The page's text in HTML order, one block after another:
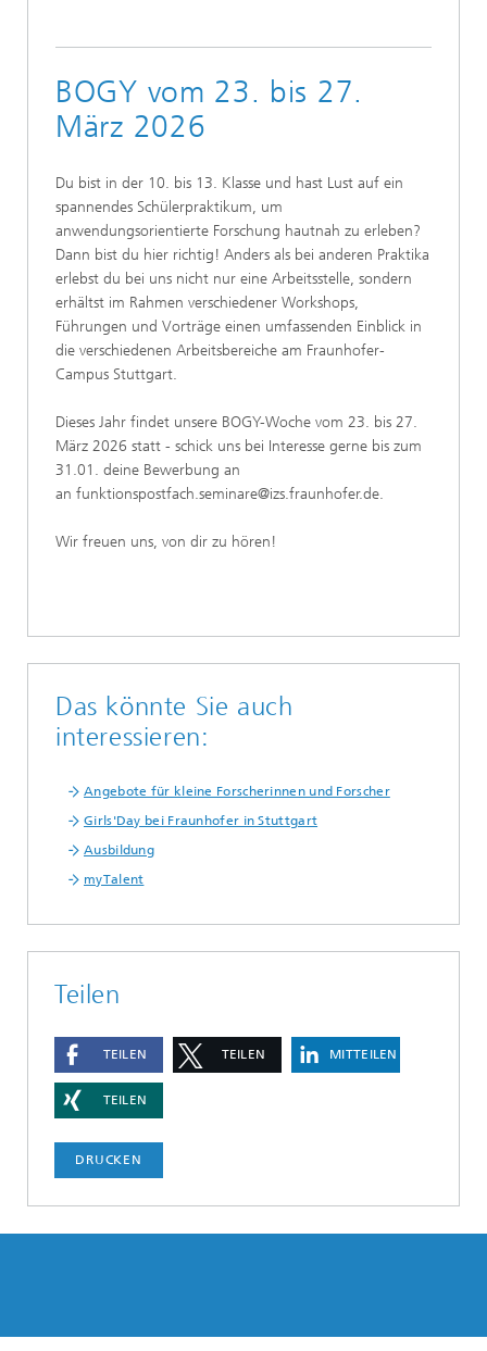
BOGY vom 23. bis 27.
März 2026
Du bist in der 10. bis 13. Klasse und hast Lust auf ein
spannendes Schülerpraktikum, um
anwendungsorientierte Forschung hautnah zu erleben?
Dann bist du hier richtig! Anders als bei anderen Praktika
erlebst du bei uns nicht nur eine Arbeitsstelle, sondern
erhältst im Rahmen verschiedener Workshops,
Führungen und Vorträge einen umfassenden Einblick in
die verschiedenen Arbeitsbereiche am Fraunhofer-
Campus Stuttgart.
Dieses Jahr findet unsere BOGY-Woche vom 23. bis 27.
März 2026 statt - schick uns bei Interesse gerne bis zum
31.01. deine Bewerbung an
an funktionspostfach.seminare@izs.fraunhofer.de.
Wir freuen uns, von dir zu hören!
Das könnte Sie auch
interessieren:
Angebote für kleine Forscherinnen und Forscher
Girls'Day bei Fraunhofer in Stuttgart
Ausbildung
myTalent
Teilen
TEILEN TEILEN MITTEILEN
TEILEN
DRUCKEN